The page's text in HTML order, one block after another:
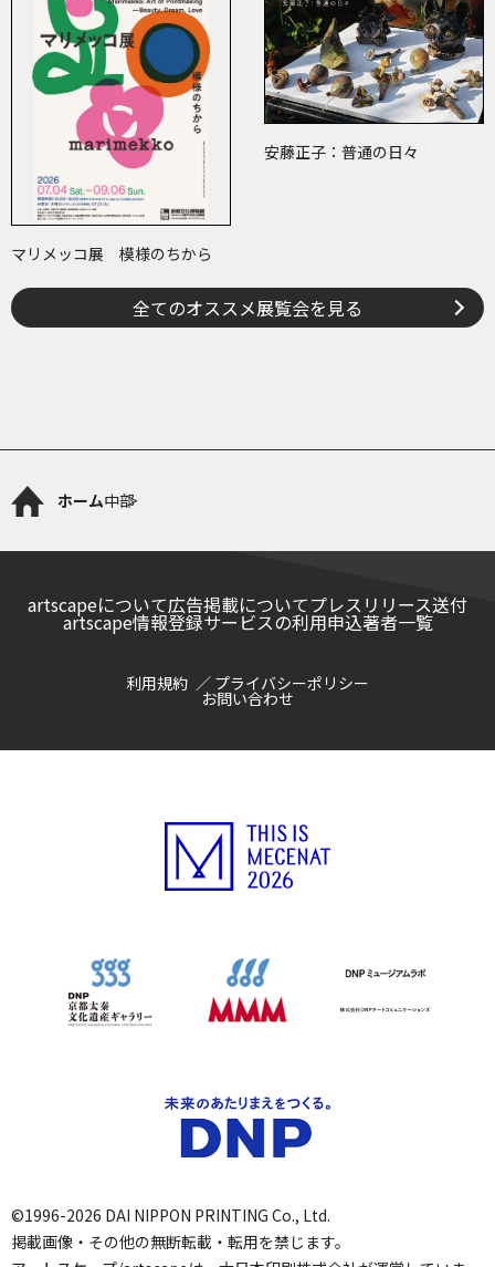
マリメッコ展 模様のちから
安藤正子：普通の日々
全てのオススメ展覧会を見る
ホーム中部
artscapeについて広告掲載についてプレスリリース送付
artscape情報登録サービスの利用申込著者一覧
利用規約 プライバシーポリシー
お問い合わせ
©1996-2026 DAI NIPPON PRINTING Co., Ltd.
掲載画像・その他の無断転載・転用を禁じます。